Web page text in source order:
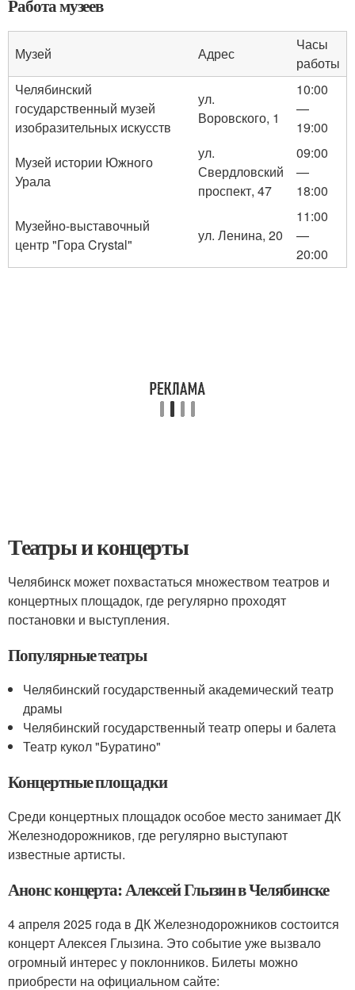
Работа музеев
Музей Адрес
Часы
работы
Челябинский
государственный музей
изобразительных искусств
ул.
Воровского, 1
10:00
—
19:00
Музей истории Южного
Урала
ул.
Свердловский
проспект, 47
09:00
—
18:00
Музейно-выставочный
центр "Гора Crystal"
ул. Ленина, 20
11:00
—
20:00
Театры и концерты
Челябинск может похвастаться множеством театров и
концертных площадок, где регулярно проходят
постановки и выступления.
Популярные театры
Челябинский государственный академический театр
драмы
Челябинский государственный театр оперы и балета
Театр кукол "Буратино"
Концертные площадки
Среди концертных площадок особое место занимает ДК
Железнодорожников, где регулярно выступают
известные артисты.
Анонс концерта: Алексей Глызин в Челябинске
4 апреля 2025 года в ДК Железнодорожников состоится
концерт Алексея Глызина. Это событие уже вызвало
огромный интерес у поклонников. Билеты можно
приобрести на официальном сайте: